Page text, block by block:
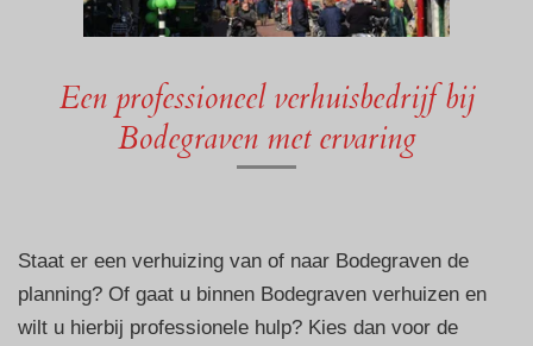
Een professioneel verhuisbedrijf bij
Bodegraven met ervaring
Staat er een verhuizing van of naar Bodegraven de
planning? Of gaat u binnen Bodegraven verhuizen en
wilt u hierbij professionele hulp? Kies dan voor de